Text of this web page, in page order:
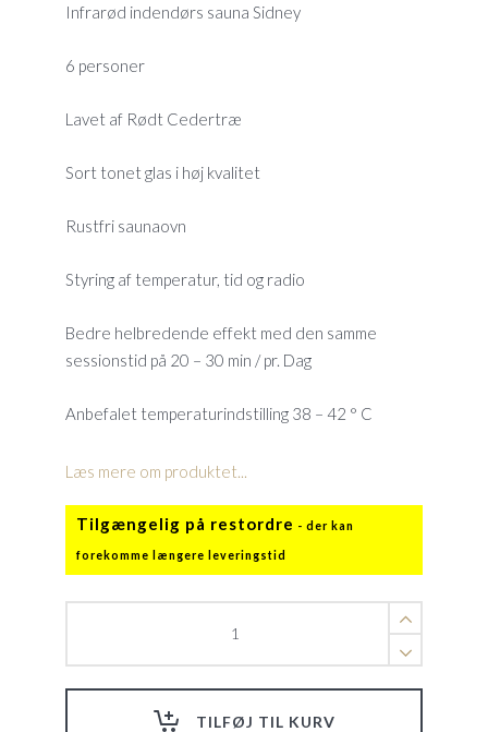
Infrarød indendørs sauna Sidney
6 personer
Lavet af Rødt Cedertræ
Sort tonet glas i høj kvalitet
Rustfri saunaovn
Styring af temperatur, tid og radio
Bedre helbredende effekt med den samme
sessionstid på 20 – 30 min / pr. Dag
Anbefalet temperaturindstilling 38 – 42 ° C
Læs mere om produktet...
Tilgængelig på restordre
TILFØJ TIL KURV